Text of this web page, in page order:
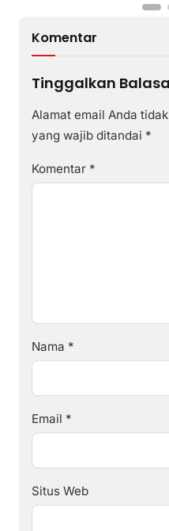
Komentar
Tinggalkan
Alamat email Anda
yang wajib ditandai *
Komentar *
Nama *
Email *
Situs Web